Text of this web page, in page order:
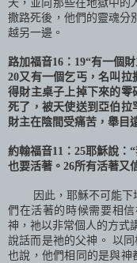
天，並向那些在地獄中的
撒路死後，他們的靈魂分
越另一邊。
路加福音16 ： 19“有一個
20又有一個乞丐，名叫拉
得財主桌子上掉下來的零
死了，被天使送到亞伯拉
財主在陰間受痛苦，舉目
約翰福音11 ：25耶穌說：
也要活著。 26所有活著又
因此，耶穌不可能
們在活著的時候需要相
神， 祂以非常個人的方式
說話而是祂的父神。 以
也說，他們相同的是與神